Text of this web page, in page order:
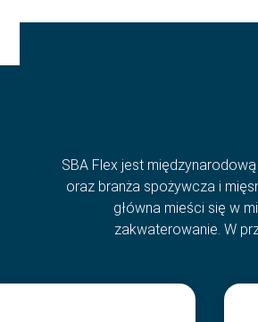
dla ciebie
SBA Flex jest
oraz branża spożywcza i
główna mieści się w
zakwaterowanie. W